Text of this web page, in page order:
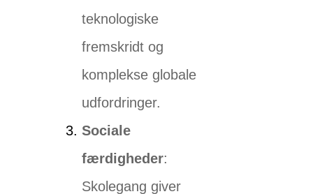
teknologiske
fremskridt og
komplekse globale
udfordringer.
Sociale
færdigheder:
Skolegang giver